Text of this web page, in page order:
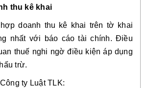
thu kê khai
doanh thu kê khai trên tờ khai
nhất với báo cáo tài chính. Điều
thuế nghi ngờ điều kiện áp dụng
trừ.
ty Luật TLK: